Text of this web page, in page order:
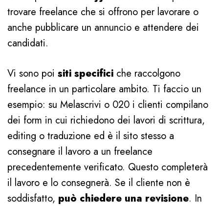
trovare freelance che si offrono per lavorare o
anche pubblicare un annuncio e attendere dei
candidati.
Vi sono poi siti specifici che raccolgono
freelance in un particolare ambito. Ti faccio un
esempio: su Melascrivi o 020 i clienti compilano
dei form in cui richiedono dei lavori di scrittura,
editing o traduzione ed è il sito stesso a
consegnare il lavoro a un freelance
precedentemente verificato. Questo completerà
il lavoro e lo consegnerà. Se il cliente non è
soddisfatto, può chiedere una revisione. In